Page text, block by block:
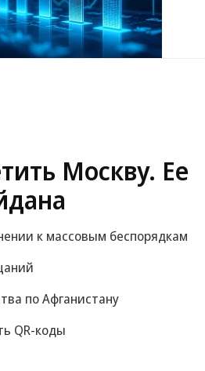
Москву. Ее
к массовым беспорядкам
по Афганистану
QR-коды